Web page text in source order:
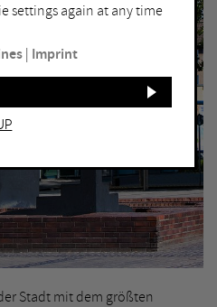
Stadt mit dem größten
settings again at any time
Imprint